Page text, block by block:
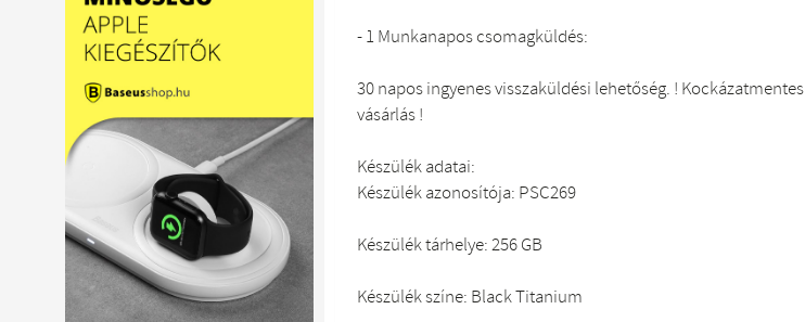
- 1 Munkanapos csomagküldés:
30 napos ingyenes visszaküldési lehetőség. ! Kockázatmentes
vásárlás !
Készülék adatai:
Készülék azonosítója: PSC269
Készülék tárhelye: 256 GB
Készülék színe: Black Titanium